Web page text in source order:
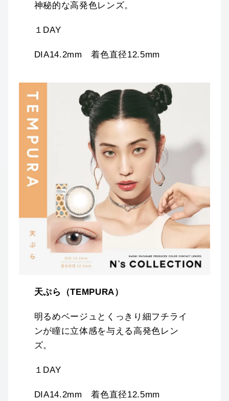
神秘的な高発色レンズ。
１DAY
DIA14.2mm 着色直径12.5mm
天ぷら（TEMPURA）
明るめベージュとくっきり細フチライ
ンが瞳に立体感を与える高発色レン
ズ。
１DAY
DIA14.2mm 着色直径12.5mm